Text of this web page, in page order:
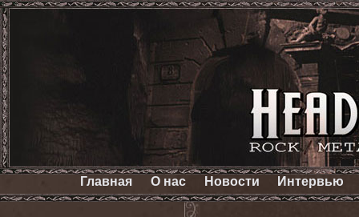
Главная О нас Новости Интервью